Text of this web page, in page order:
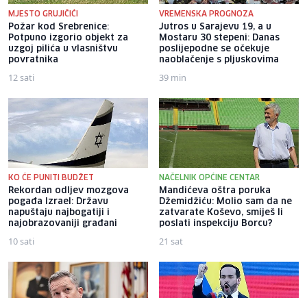
MJESTO GRUJIČIĆI
Požar kod Srebrenice:
Potpuno izgorio objekt za
uzgoj pilića u vlasništvu
povratnika
12 sati
VREMENSKA PROGNOZA
Jutros u Sarajevu 19, a u
Mostaru 30 stepeni: Danas
poslijepodne se očekuje
naoblačenje s pljuskovima
39 min
KO ĆE PUNITI BUDŽET
Rekordan odljev mozgova
pogađa Izrael: Državu
napuštaju najbogatiji i
najobrazovaniji građani
10 sati
NAČELNIK OPĆINE CENTAR
Mandićeva oštra poruka
Džemidžiću: Molio sam da ne
zatvarate Koševo, smiješ li
poslati inspekciju Borcu?
21 sat